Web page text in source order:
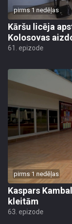
pirms 1 nedēļas
Kāršu licēja
Kolosovas
61. epizode
pirms 1 nedēļas
Kaspars
kleitām
63. epizode